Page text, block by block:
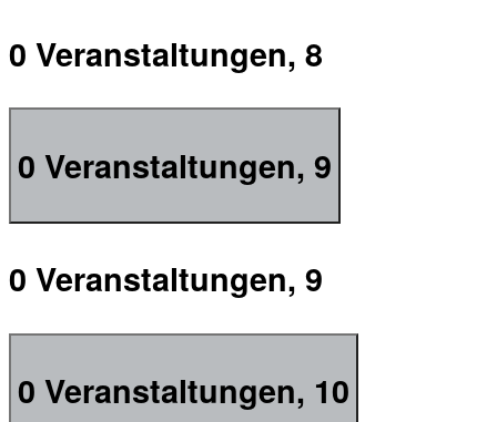
0 Veranstaltungen, 8
0 Veranstaltungen, 9
0 Veranstaltungen, 9
0 Veranstaltungen, 10